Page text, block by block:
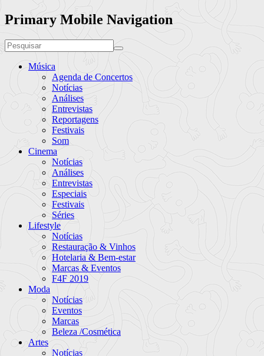
Primary Mobile Navigation
Música
Agenda de Concertos
Notícias
Análises
Entrevistas
Reportagens
Festivais
Som
Cinema
Notícias
Análises
Entrevistas
Especiais
Festivais
Séries
Lifestyle
Notícias
Restauração & Vinhos
Hotelaria & Bem-estar
Marcas & Eventos
F4F 2019
Moda
Notícias
Eventos
Marcas
Beleza /Cosmética
Artes
Notícias